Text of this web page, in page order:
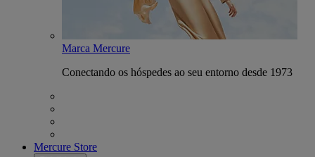
Marca Mercure
Conectando os hóspedes ao seu entorno desde 1973
Mercure Store